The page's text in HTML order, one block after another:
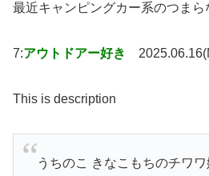
最近キャンピングカー系のつま
7:アウトドアー好き
This is description
うちのこ きなこもちのチワ